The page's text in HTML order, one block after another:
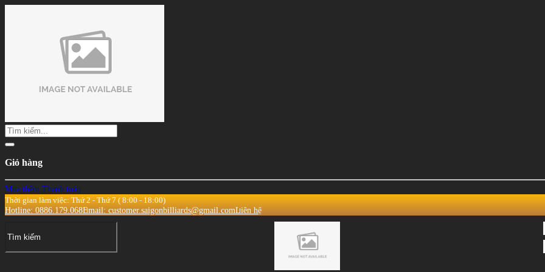
Giỏ hàng
Mua thêm Thanh toán
Thời gian làm việc: Thứ 2 - Thứ 7 ( 8:00 - 18:00)
Hotline: 0886.179.068Email: customer.saigonbilliards@gmail.comLiên hệ